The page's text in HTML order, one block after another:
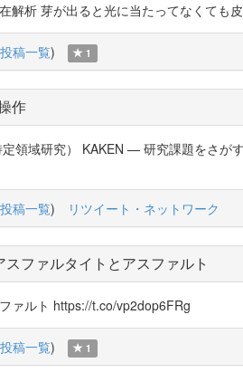
解析 芽が出ると光に当たってなくても
投稿一覧) 1
作
領域研究） KAKEN — 研究課題をさが
投稿一覧) リツイート・ネットワーク
ファルタイトとアスファルト
ァルト https://t.co/vp2dop6FRg
投稿一覧) 1